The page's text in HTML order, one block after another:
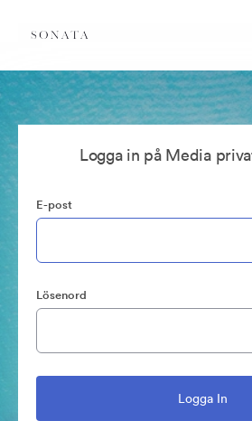
Logga in på Media
E-post
Lösenord